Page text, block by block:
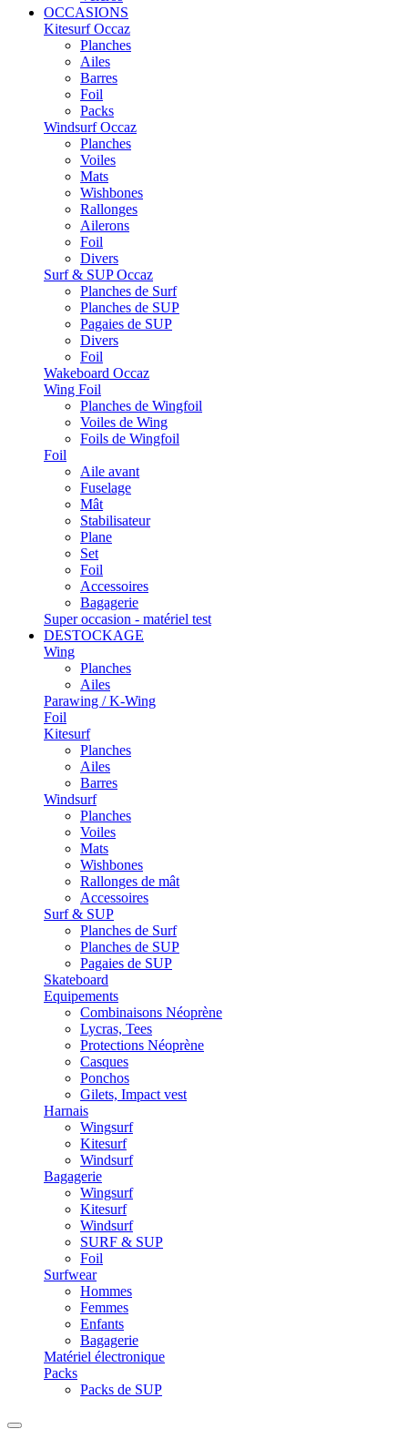
OCCASIONS
Kitesurf Occaz
Planches
Ailes
Barres
Foil
Packs
Windsurf Occaz
Planches
Voiles
Mats
Wishbones
Rallonges
Ailerons
Foil
Divers
Surf & SUP Occaz
Planches de Surf
Planches de SUP
Pagaies de SUP
Divers
Foil
Wakeboard Occaz
Wing Foil
Planches de Wingfoil
Voiles de Wing
Foils de Wingfoil
Foil
Aile avant
Fuselage
Mât
Stabilisateur
Plane
Set
Foil
Accessoires
Bagagerie
Super occasion - matériel test
DESTOCKAGE
Wing
Planches
Ailes
Parawing / K-Wing
Foil
Kitesurf
Planches
Ailes
Barres
Windsurf
Planches
Voiles
Mats
Wishbones
Rallonges de mât
Accessoires
Surf & SUP
Planches de Surf
Planches de SUP
Pagaies de SUP
Skateboard
Equipements
Combinaisons Néoprène
Lycras, Tees
Protections Néoprène
Casques
Ponchos
Gilets, Impact vest
Harnais
Wingsurf
Kitesurf
Windsurf
Bagagerie
Wingsurf
Kitesurf
Windsurf
SURF & SUP
Foil
Surfwear
Hommes
Femmes
Enfants
Bagagerie
Matériel électronique
Packs
Packs de SUP